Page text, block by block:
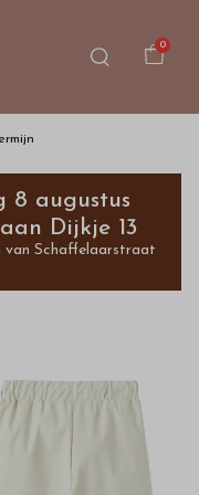
0
8 augustus
Dijkje 13
van Schaffelaarstraat